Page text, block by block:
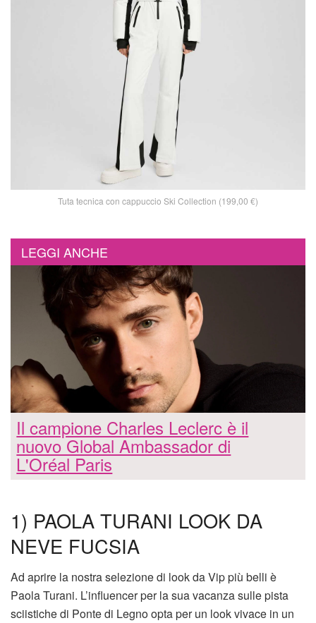
Tuta tecnica con cappuccio Ski Collection (199,00 €)
LEGGI ANCHE
Il campione Charles Leclerc è il
nuovo Global Ambassador di
L'Oréal Paris
1) PAOLA TURANI LOOK DA
NEVE FUCSIA
Ad aprire la nostra selezione di look da Vip più belli è
Paola Turani. L’influencer per la sua vacanza sulle pista
sciistiche di Ponte di Legno opta per un look vivace in un